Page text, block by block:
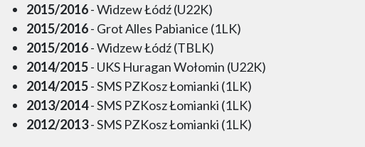
2015/2016- Widzew Łódź (U22K)
2015/2016- Grot Alles Pabianice (1LK)
2015/2016- Widzew Łódź (TBLK)
2014/2015- UKS Huragan Wołomin (U22K)
2014/2015- SMS PZKosz Łomianki (1LK)
2013/2014- SMS PZKosz Łomianki (1LK)
2012/2013- SMS PZKosz Łomianki (1LK)